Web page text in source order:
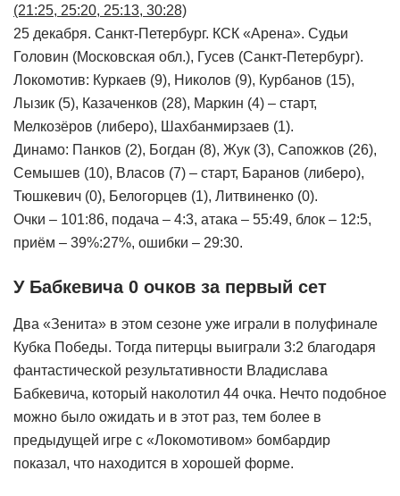
(21:25, 25:20, 25:13, 30:28)
25 декабря. Санкт-Петербург. КСК «Арена». Судьи
Головин (Московская обл.), Гусев (Санкт-Петербург).
Локомотив: Куркаев (9), Николов (9), Курбанов (15),
Лызик (5), Казаченков (28), Маркин (4) – старт,
Мелкозёров (либеро), Шахбанмирзаев (1).
Динамо: Панков (2), Богдан (8), Жук (3), Сапожков (26),
Семышев (10), Власов (7) – старт, Баранов (либеро),
Тюшкевич (0), Белогорцев (1), Литвиненко (0).
Очки – 101:86, подача – 4:3, атака – 55:49, блок – 12:5,
приём – 39%:27%, ошибки – 29:30.
У Бабкевича 0 очков за первый сет
Два «Зенита» в этом сезоне уже играли в полуфинале
Кубка Победы. Тогда питерцы выиграли 3:2 благодаря
фантастической результативности Владислава
Бабкевича, который наколотил 44 очка. Нечто подобное
можно было ожидать и в этот раз, тем более в
предыдущей игре с «Локомотивом» бомбардир
показал, что находится в хорошей форме.